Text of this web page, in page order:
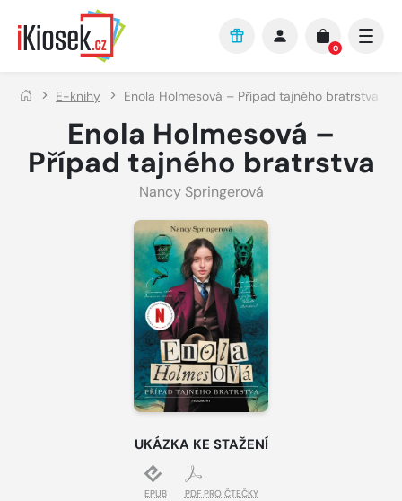
Přejít na hlavní obsah
0
E-knihy Enola Holmesová – Případ tajného bratrstva
Enola Holmesová –
Případ tajného bratrstva
Nancy Springerová
UKÁZKA KE STAŽENÍ
EPUB PDF PRO ČTEČKY